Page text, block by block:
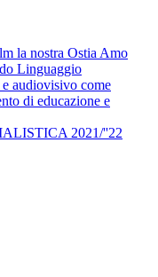
la nostra Ostia Amo
Linguaggio
audiovisivo come
di educazione e
2021/''22